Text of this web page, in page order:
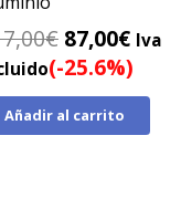
€ El
precio
original
era:
87,00€El
precio
actual
Iva
(-25.6%)
Añadir al carrito